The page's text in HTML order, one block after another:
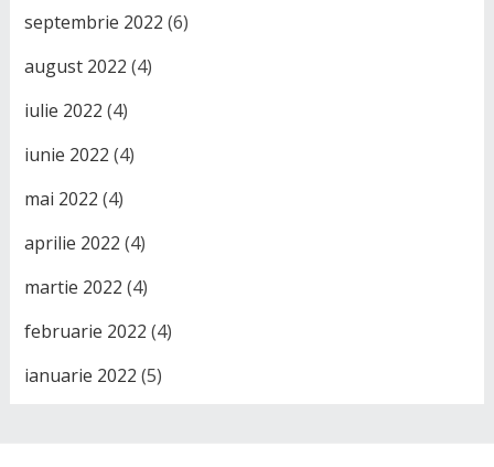
septembrie 2022 (6)
august 2022 (4)
iulie 2022 (4)
iunie 2022 (4)
mai 2022 (4)
aprilie 2022 (4)
martie 2022 (4)
februarie 2022 (4)
ianuarie 2022 (5)